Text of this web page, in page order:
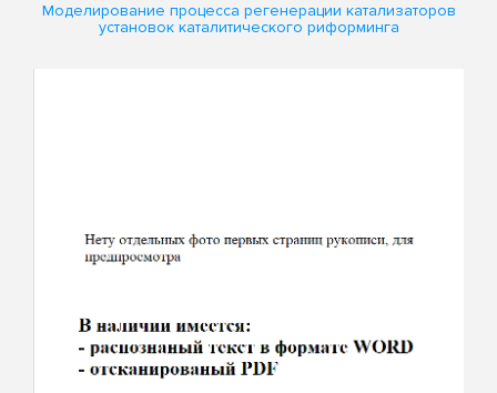
Моделирование процесса регенерации катализаторов
установок каталитического риформинга